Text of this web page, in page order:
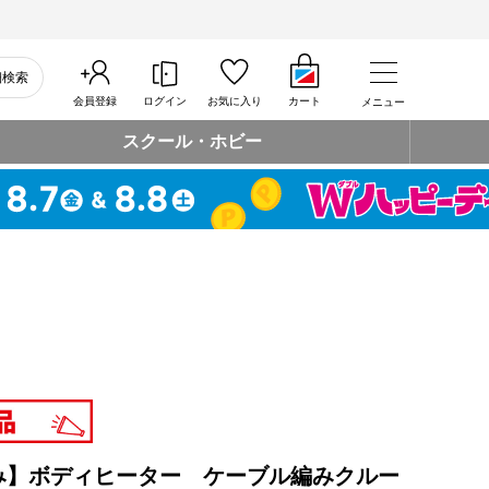
索
会員登録 ログイン お気に入り カート メニュー
スクール・ホビー
】ボディヒーター ケーブル編みクルー